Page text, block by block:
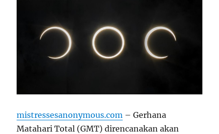
mistressesanonymous.com – Gerhana
Matahari Total (GMT) direncanakan akan